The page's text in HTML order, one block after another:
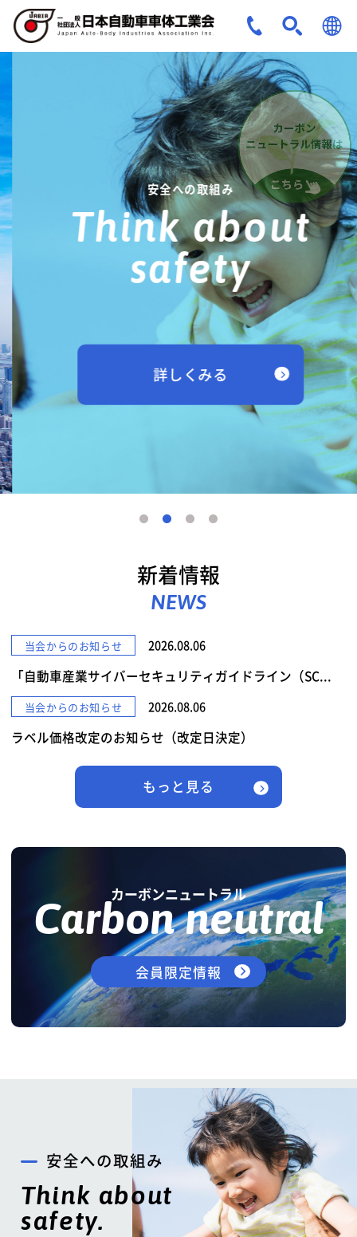
ENG
安全への取組み
Think about
safety
詳しくみる
新着情報
NEWS
当会からのお知らせ 2026.08.06
「自動車産業サイバーセキュリティガイドライン（SC...
当会からのお知らせ 2026.08.06
ラベル価格改定のお知らせ（改定日決定）
もっと見る
カーボンニュートラル
Carbon neutral
会員限定情報
安全への取組み
Think about
safety.